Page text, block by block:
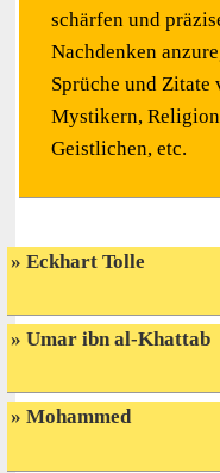
schärfen und
Nachdenken
Sprüche und Zitate
Mystikern,
Geistlichen, etc.
Eckhart Tolle
Umar ibn al-Khattab
Mohammed